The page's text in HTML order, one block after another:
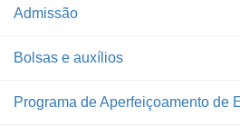
Admissão
Bolsas e auxílios
Programa de Aperfeiçoamento de